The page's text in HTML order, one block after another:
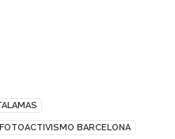
FOTOACTIVISMO BARCELONA